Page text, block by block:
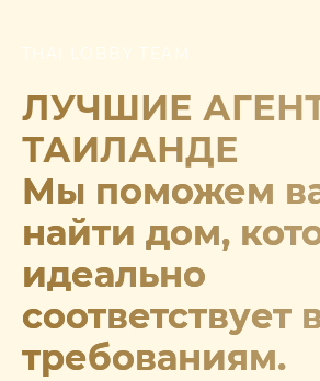
THAI LOBBY TEAM
ЛУЧШИЕ
ТАИЛАНДЕ
Мы поможем
найти дом,
идеально
соответствует
требованиям.